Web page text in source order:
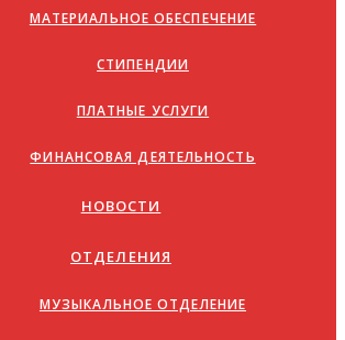
МАТЕРИАЛЬНОЕ ОБЕСПЕЧЕНИЕ
СТИПЕНДИИ
ПЛАТНЫЕ УСЛУГИ
ФИНАНСОВАЯ ДЕЯТЕЛЬНОСТЬ
НОВОСТИ
ОТДЕЛЕНИЯ
МУЗЫКАЛЬНОЕ ОТДЕЛЕНИЕ